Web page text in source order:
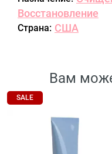
Восстановление
Страна: США
Вам
SALE